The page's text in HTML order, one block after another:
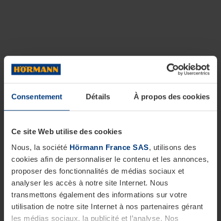
Consentement Détails À propos des cookies
Ce site Web utilise des cookies
Nous, la société Hörmann France SAS, utilisons des
cookies afin de personnaliser le contenu et les annonces,
proposer des fonctionnalités de médias sociaux et
analyser les accès à notre site Internet. Nous
transmettons également des informations sur votre
utilisation de notre site Internet à nos partenaires gérant
les médias sociaux, la publicité et l’analyse. Nos